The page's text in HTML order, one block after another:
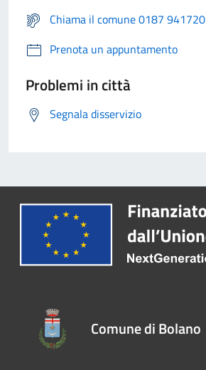
Chiama il comune 0187 941720
Prenota un appuntamento
Problemi in città
Segnala disservizio
Comune di Bolano